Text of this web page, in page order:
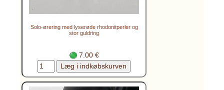
Solo-ørering med lyserøde rhodonitperler og
stor guldring
7.00 €